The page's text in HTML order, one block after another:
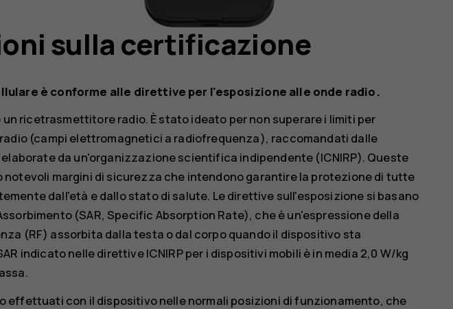
sulla certificazione
è conforme alle direttive per l'esposizione alle onde radio.
ricetrasmettitore radio. È stato ideato per non superare i limiti per
(campi elettromagnetici a radiofrequenza), raccomandati dalle
da un'organizzazione scientifica indipendente (ICNIRP). Queste
notevoli margini di sicurezza che intendono garantire la protezione di tutte
dall'età e dallo stato di salute. Le direttive sull'esposizione si basano
(SAR, Specific Absorption Rate), che è un'espressione della
(RF) assorbita dalla testa o dal corpo quando il dispositivo sta
indicato nelle direttive ICNIRP per i dispositivi mobili è in media 2,0 W/kg
effettuati con il dispositivo nelle normali posizioni di funzionamento, che